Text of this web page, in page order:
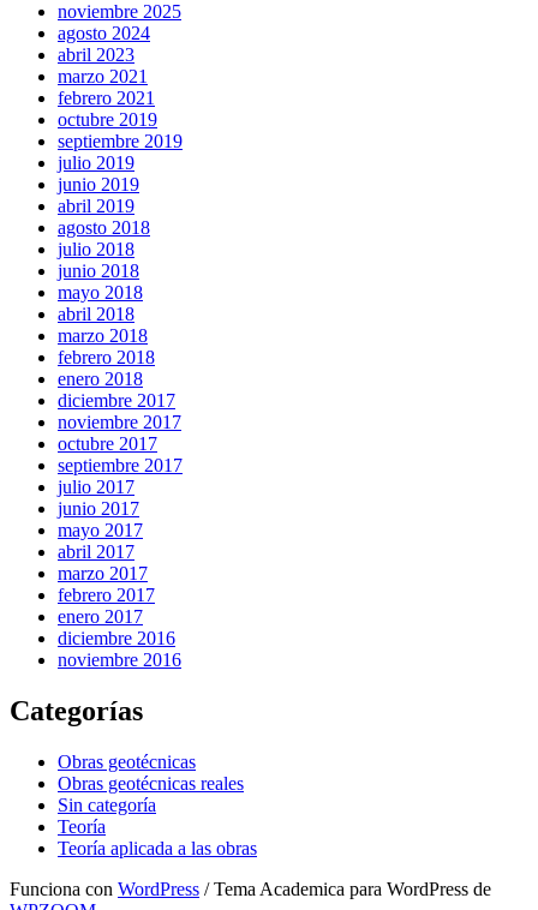
noviembre 2025
agosto 2024
abril 2023
marzo 2021
febrero 2021
octubre 2019
septiembre 2019
julio 2019
junio 2019
abril 2019
agosto 2018
julio 2018
junio 2018
mayo 2018
abril 2018
marzo 2018
febrero 2018
enero 2018
diciembre 2017
noviembre 2017
octubre 2017
septiembre 2017
julio 2017
junio 2017
mayo 2017
abril 2017
marzo 2017
febrero 2017
enero 2017
diciembre 2016
noviembre 2016
Categorías
Obras geotécnicas
Obras geotécnicas reales
Sin categoría
Teoría
Teoría aplicada a las obras
Funciona con WordPress / Tema Academica para WordPress de